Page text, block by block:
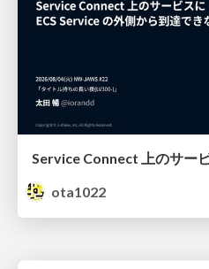
ota1022